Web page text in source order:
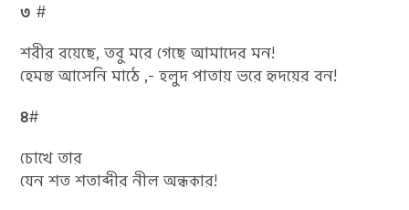
৩ #
শরীর রয়েছে, তবু মরে গেছে আমাদের মন!
হেমন্ত আসেনি মাঠে ,- হলুদ পাতায় ভরে হৃদয়ের বন!
৪#
চোখে তার
যেন শত শতাব্দীর নীল অন্ধকার!